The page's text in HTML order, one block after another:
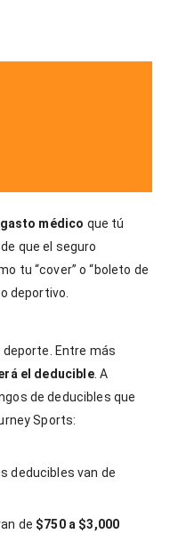
médico que tú
que el seguro
tu “cover” o “boleto de
deportivo.
deporte. Entre más
el deducible. A
de deducibles que
Sports:
deducibles van de
de $750 a $3,000